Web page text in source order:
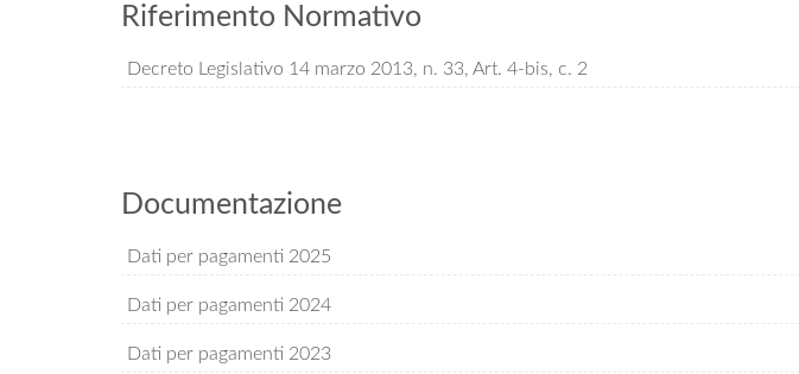
Riferimento Normativo
Decreto Legislativo 14 marzo 2013, n. 33, Art. 4-bis, c. 2
Documentazione
Dati per pagamenti 2025
Dati per pagamenti 2024
Dati per pagamenti 2023